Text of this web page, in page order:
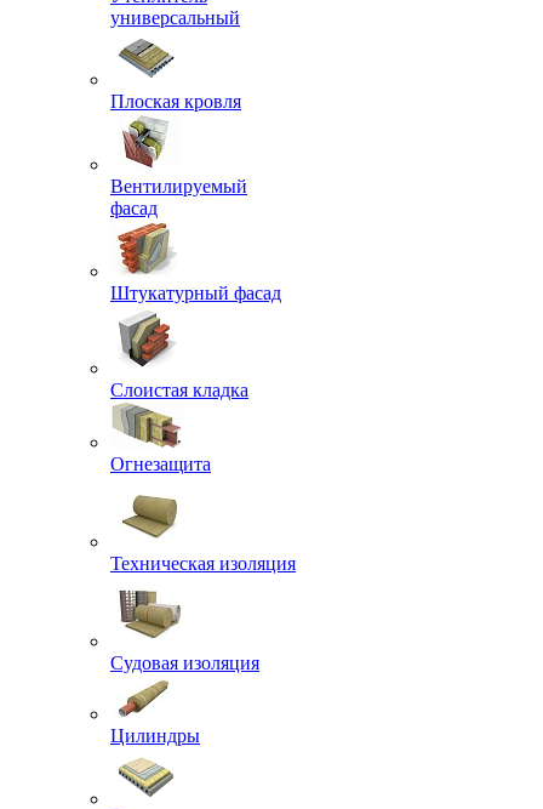
универсальный
Плоская кровля
Вентилируемый
фасад
Штукатурный фасад
Слоистая кладка
Огнезащита
Техническая изоляция
Судовая изоляция
Цилиндры